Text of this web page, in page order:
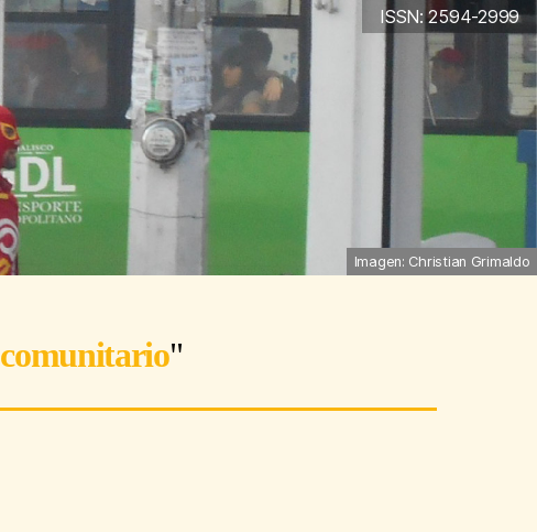
ISSN: 2594-2999
Imagen: Christian Grimaldo
"